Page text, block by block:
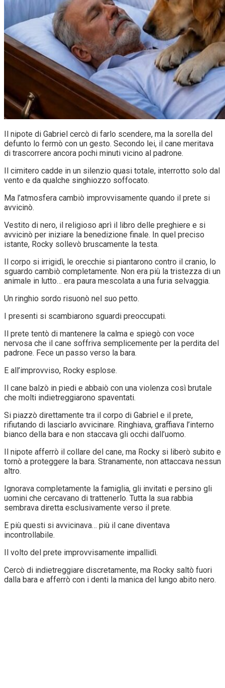
Il nipote di Gabriel cercò di farlo scendere, ma la sorella del
defunto lo fermò con un gesto. Secondo lei, il cane meritava
di trascorrere ancora pochi minuti vicino al padrone.
Il cimitero cadde in un silenzio quasi totale, interrotto solo dal
vento e da qualche singhiozzo soffocato.
Ma l’atmosfera cambiò improvvisamente quando il prete si
avvicinò.
Vestito di nero, il religioso aprì il libro delle preghiere e si
avvicinò per iniziare la benedizione finale. In quel preciso
istante, Rocky sollevò bruscamente la testa.
Il corpo si irrigidì, le orecchie si piantarono contro il cranio, lo
sguardo cambiò completamente. Non era più la tristezza di un
animale in lutto… era paura mescolata a una furia selvaggia.
Un ringhio sordo risuonò nel suo petto.
I presenti si scambiarono sguardi preoccupati.
Il prete tentò di mantenere la calma e spiegò con voce
nervosa che il cane soffriva semplicemente per la perdita del
padrone. Fece un passo verso la bara.
E all’improvviso, Rocky esplose.
Il cane balzò in piedi e abbaiò con una violenza così brutale
che molti indietreggiarono spaventati.
Si piazzò direttamente tra il corpo di Gabriel e il prete,
rifiutando di lasciarlo avvicinare. Ringhiava, graffiava l’interno
bianco della bara e non staccava gli occhi dall’uomo.
Il nipote afferrò il collare del cane, ma Rocky si liberò subito e
tornò a proteggere la bara. Stranamente, non attaccava nessun
altro.
Ignorava completamente la famiglia, gli invitati e persino gli
uomini che cercavano di trattenerlo. Tutta la sua rabbia
sembrava diretta esclusivamente verso il prete.
E più questi si avvicinava… più il cane diventava
incontrollabile.
Il volto del prete improvvisamente impallidì.
Cercò di indietreggiare discretamente, ma Rocky saltò fuori
dalla bara e afferrò con i denti la manica del lungo abito nero.